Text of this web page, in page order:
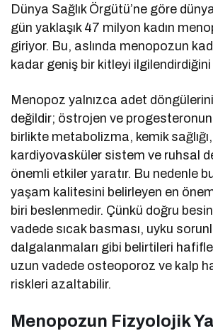
Dünya Sağlık Örgütü’ne göre
gün yaklaşık 47 milyon kadın
giriyor. Bu, aslında menopozun
kadar geniş bir kitleyi
Menopoz yalnızca adet
değildir; östrojen ve
birlikte metabolizma, kemik sağlığı,
kardiyovasküler sistem ve ruhsal
önemli etkiler yaratır. Bu nedenle
yaşam kalitesini belirleyen en
biri beslenmedir. Çünkü doğru
vadede sıcak basması, uyku
dalgalanmaları gibi belirtileri
uzun vadede osteoporoz ve kalp
riskleri azaltabilir.
Menopozun Fizyolojik